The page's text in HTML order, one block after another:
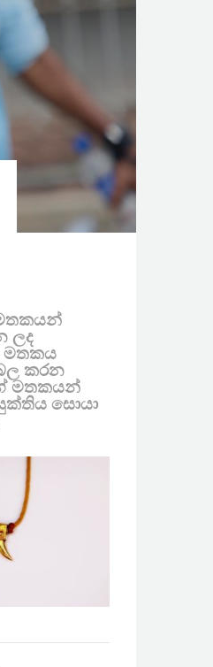
ලද
මතකය
කරන
මතකයන්
සොයා